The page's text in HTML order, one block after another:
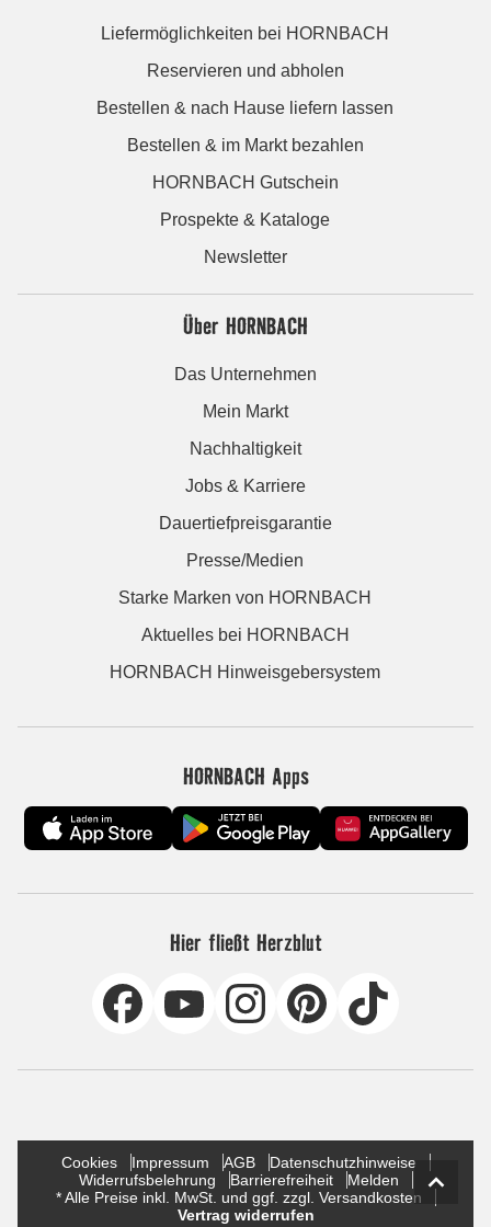
Liefermöglichkeiten bei HORNBACH
Reservieren und abholen
Bestellen & nach Hause liefern lassen
Bestellen & im Markt bezahlen
HORNBACH Gutschein
Prospekte & Kataloge
Newsletter
Über HORNBACH
Das Unternehmen
Mein Markt
Nachhaltigkeit
Jobs & Karriere
Dauertiefpreisgarantie
Presse/Medien
Starke Marken von HORNBACH
Aktuelles bei HORNBACH
HORNBACH Hinweisgebersystem
HORNBACH Apps
Hier fließt Herzblut
Cookies Impressum AGB
Datenschutzhinweise
Widerrufsbelehrung
Barrierefreiheit
Melden
* Alle Preise inkl. MwSt. und ggf. zzgl. Versandkosten
Vertrag widerrufen